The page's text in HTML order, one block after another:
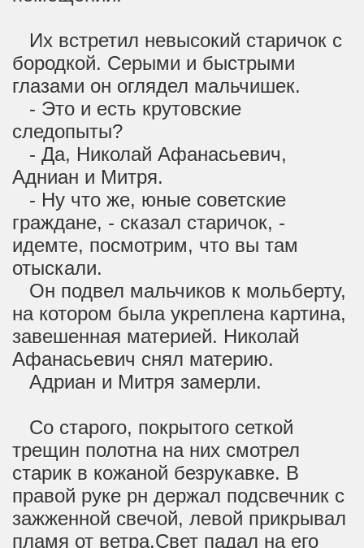
Их встретил невысокий старичок с
бородкой. Серыми и быстрыми
глазами он оглядел мальчишек.
- Это и есть крутовские
следопыты?
- Да, Николай Афанасьевич,
Адниан и Митря.
- Ну что же, юные советские
граждане, - сказал старичок, -
идемте, посмотрим, что вы там
отыскали.
Он подвел мальчиков к мольберту,
на котором была укреплена картина,
завешенная материей. Николай
Афанасьевич снял материю.
Адриан и Митря замерли.
Со старого, покрытого сеткой
трещин полотна на них смотрел
старик в кожаной безрукавке. В
правой руке рн держал подсвечник с
зажженной свечой, левой прикрывал
пламя от ветра.Свет падал на его